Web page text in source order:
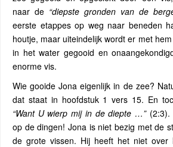
naar de “diepste gronden van de
eerste etappes op weg naar beneden
houtje, maar uiteindelijk wordt er met
in het water gegooid en
enorme vis.
Wie gooide Jona eigenlijk in de zee?
dat staat in hoofdstuk 1 vers 15. En
“Want U wierp mij in de diepte …”(2:3).
op de dingen! Jona is niet bezig met de
de grote vissen. Hij heeft het niet